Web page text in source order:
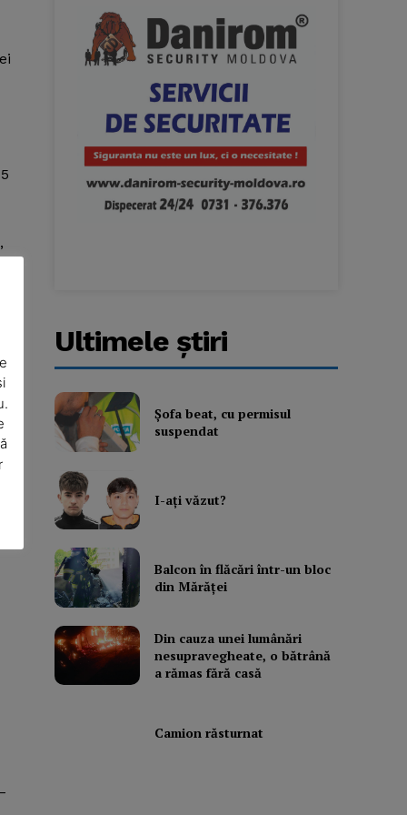
Ultimele ştiri
Şofa beat, cu permisul
suspendat
I-aţi văzut?
Balcon în flăcări într-un bloc
din Mărăţei
Din cauza unei lumânări
nesupravegheate, o bătrână
a rămas fără casă
Camion răsturnat